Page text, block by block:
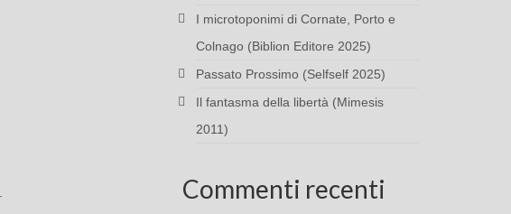
I microtoponimi di Cornate, Porto e
Colnago (Biblion Editore 2025)
Passato Prossimo (Selfself 2025)
Il fantasma della libertà (Mimesis
2011)
Commenti recenti